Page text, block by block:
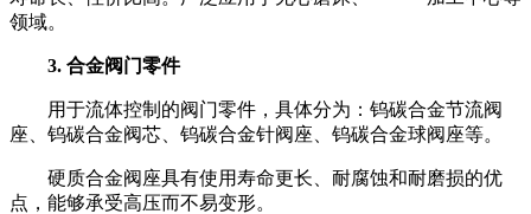
领域。
3. 合金阀门零件
用于流体控制的阀门零件，具体分为：钨碳合金节流阀
座、钨碳合金阀芯、钨碳合金针阀座、钨碳合金球阀座等。
硬质合金阀座具有使用寿命更长、耐腐蚀和耐磨损的优
点，能够承受高压而不易变形。